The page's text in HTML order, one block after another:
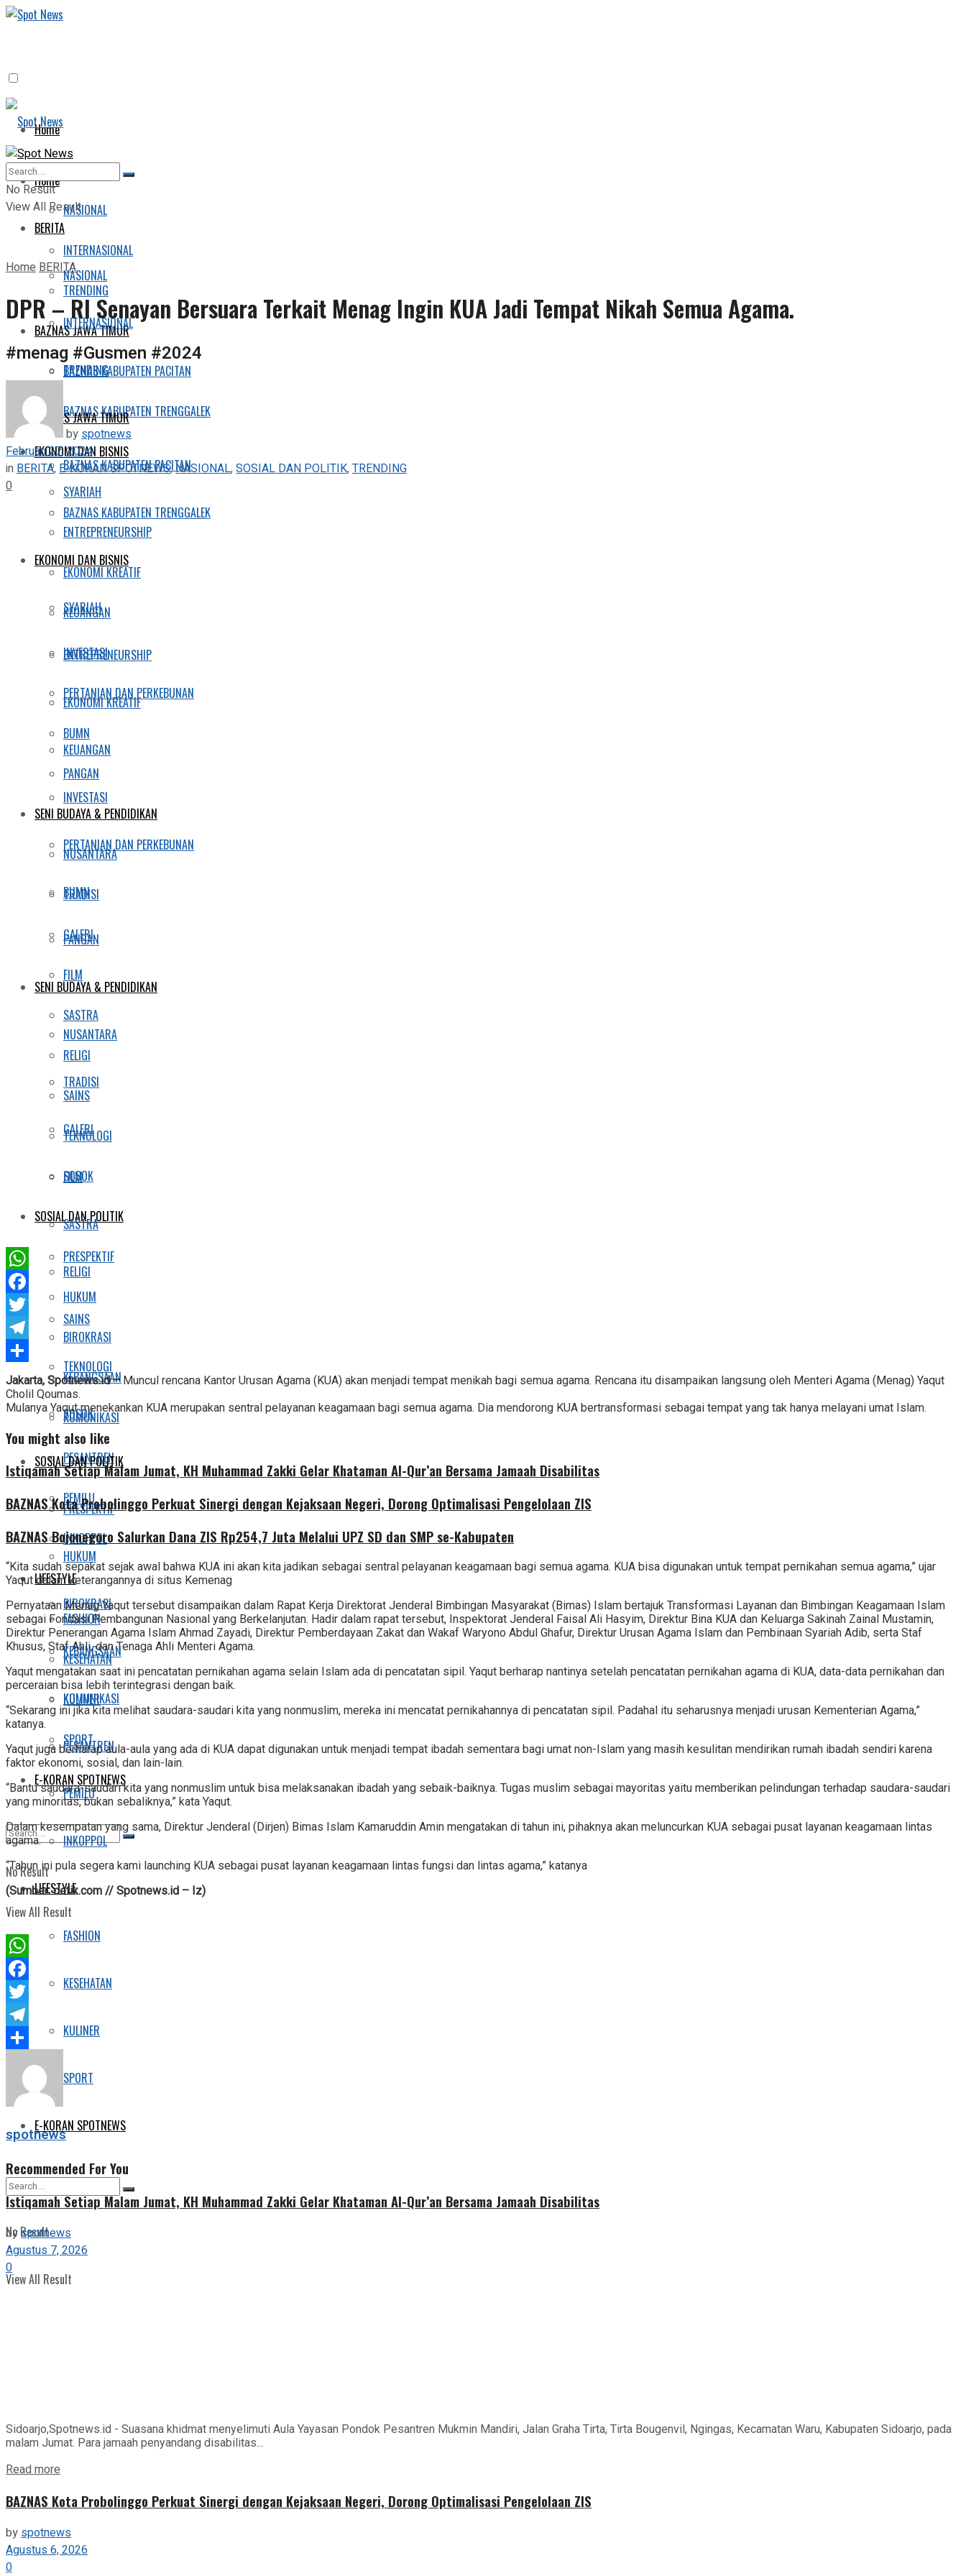
Home
BERITA
NASIONAL
INTERNASIONAL
TRENDING
BAZNAS JAWA TIMUR
BAZNAS KABUPATEN PACITAN
BAZNAS KABUPATEN TRENGGALEK
EKONOMI DAN BISNIS
SYARIAH
ENTREPRENEURSHIP
EKONOMI KREATIF
KEUANGAN
INVESTASI
PERTANIAN DAN PERKEBUNAN
BUMN
PANGAN
SENI BUDAYA & PENDIDIKAN
NUSANTARA
TRADISI
GALERI
FILM
SASTRA
RELIGI
SAINS
TEKNOLOGI
SOSOK
SOSIAL DAN POLITIK
PRESPEKTIF
HUKUM
BIROKRASI
KEBANGSAAN
KOMUNIKASI
PESANTREN
PEMILU
INKOPPOL
LIFESTYLE
FASHION
KESEHATAN
KULINER
SPORT
E-KORAN SPOTNEWS
No Result
View All Result
Home
BERITA
NASIONAL
INTERNASIONAL
TRENDING
BAZNAS JAWA TIMUR
BAZNAS KABUPATEN PACITAN
BAZNAS KABUPATEN TRENGGALEK
EKONOMI DAN BISNIS
SYARIAH
ENTREPRENEURSHIP
EKONOMI KREATIF
KEUANGAN
INVESTASI
PERTANIAN DAN PERKEBUNAN
BUMN
PANGAN
SENI BUDAYA & PENDIDIKAN
NUSANTARA
TRADISI
GALERI
FILM
SASTRA
RELIGI
SAINS
TEKNOLOGI
SOSOK
SOSIAL DAN POLITIK
PRESPEKTIF
HUKUM
BIROKRASI
KEBANGSAAN
KOMUNIKASI
PESANTREN
PEMILU
INKOPPOL
LIFESTYLE
FASHION
KESEHATAN
KULINER
SPORT
E-KORAN SPOTNEWS
No Result
View All Result
No Result
View All Result
HomeBERITA
DPR – RI Senayan Bersuara Terkait Menag Ingin KUA Jadi Tempat Nikah Semua Agama.
#menag #Gusmen #2024
by spotnews
Februari 27, 2024
in BERITA, E-KORAN SPOTNEWS,NASIONAL,SOSIAL DAN POLITIK,TRENDING
0
WhatsApp
Facebook
Twitter
Telegram
Share
Jakarta, Spotnews.id –Muncul rencana Kantor Urusan Agama (KUA) akan menjadi tempat menikah bagi semua agama. Rencana itu disampaikan langsung oleh Menteri Agama (Menag) Yaqut
Cholil Qoumas.
Mulanya Yaqut menekankan KUA merupakan sentral pelayanan keagamaan bagi semua agama. Dia mendorong KUA bertransformasi sebagai tempat yang tak hanya melayani umat Islam.
You might also like
Istiqamah Setiap Malam Jumat, KH Muhammad Zakki Gelar Khataman Al-Qur’an Bersama Jamaah Disabilitas
BAZNAS Kota Probolinggo Perkuat Sinergi dengan Kejaksaan Negeri, Dorong Optimalisasi Pengelolaan ZIS
BAZNAS Bojonegoro Salurkan Dana ZIS Rp254,7 Juta Melalui UPZ SD dan SMP se-Kabupaten
“Kita sudah sepakat sejak awal bahwa KUA ini akan kita jadikan sebagai sentral pelayanan keagamaan bagi semua agama. KUA bisa digunakan untuk tempat pernikahan semua agama,” ujar
Yaqut dalam keterangannya di situs Kemenag
Pernyataan Menag Yaqut tersebut disampaikan dalam Rapat Kerja Direktorat Jenderal Bimbingan Masyarakat (Bimas) Islam bertajuk Transformasi Layanan dan Bimbingan Keagamaan Islam
sebagai Fondasi Pembangunan Nasional yang Berkelanjutan. Hadir dalam rapat tersebut, Inspektorat Jenderal Faisal Ali Hasyim, Direktur Bina KUA dan Keluarga Sakinah Zainal Mustamin,
Direktur Penerangan Agama Islam Ahmad Zayadi, Direktur Pemberdayaan Zakat dan Wakaf Waryono Abdul Ghafur, Direktur Urusan Agama Islam dan Pembinaan Syariah Adib, serta Staf
Khusus, Staf Ahli, dan Tenaga Ahli Menteri Agama.
Yaqut mengatakan saat ini pencatatan pernikahan agama selain Islam ada di pencatatan sipil. Yaqut berharap nantinya setelah pencatatan pernikahan agama di KUA, data-data pernikahan dan
perceraian bisa lebih terintegrasi dengan baik.
“Sekarang ini jika kita melihat saudara-saudari kita yang nonmuslim, mereka ini mencatat pernikahannya di pencatatan sipil. Padahal itu seharusnya menjadi urusan Kementerian Agama,”
katanya.
Yaqut juga berharap aula-aula yang ada di KUA dapat digunakan untuk menjadi tempat ibadah sementara bagi umat non-Islam yang masih kesulitan mendirikan rumah ibadah sendiri karena
faktor ekonomi, sosial, dan lain-lain.
“Bantu saudara-saudari kita yang nonmuslim untuk bisa melaksanakan ibadah yang sebaik-baiknya. Tugas muslim sebagai mayoritas yaitu memberikan pelindungan terhadap saudara-saudari
yang minoritas, bukan sebaliknya,” kata Yaqut.
Dalam kesempatan yang sama, Direktur Jenderal (Dirjen) Bimas Islam Kamaruddin Amin mengatakan di tahun ini, pihaknya akan meluncurkan KUA sebagai pusat layanan keagamaan lintas
agama.
“Tahun ini pula segera kami launching KUA sebagai pusat layanan keagamaan lintas fungsi dan lintas agama,” katanya
(Sumber: detik.com // Spotnews.id – Iz)
WhatsApp
Facebook
Twitter
Telegram
spotnews
Recommended For You
Istiqamah Setiap Malam Jumat, KH Muhammad Zakki Gelar Khataman Al-Qur’an Bersama Jamaah Disabilitas
byspotnews
Agustus 7, 2026
0
Sidoarjo,Spotnews.id - Suasana khidmat menyelimuti Aula Yayasan Pondok Pesantren Mukmin Mandiri, Jalan Graha Tirta, Tirta Bougenvil, Ngingas, Kecamatan Waru, Kabupaten Sidoarjo, pada
malam Jumat. Para jamaah penyandang disabilitas...
Read more
BAZNAS Kota Probolinggo Perkuat Sinergi dengan Kejaksaan Negeri, Dorong Optimalisasi Pengelolaan ZIS
byspotnews
Agustus 6, 2026
0